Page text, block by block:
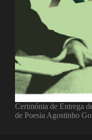
Cerimónia de Entrega
de Poesia Agostinho